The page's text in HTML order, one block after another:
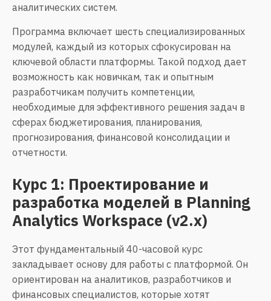
аналитических систем.
Программа включает шесть специализированных
модулей, каждый из которых сфокусирован на
ключевой области платформы. Такой подход дает
возможность как новичкам, так и опытным
разработчикам получить компетенции,
необходимые для эффективного решения задач в
сферах бюджетирования, планирования,
прогнозирования, финансовой консолидации и
отчетности.
Курс 1: Проектирование и
разработка моделей в Planning
Analytics Workspace (v2.x)
Этот фундаментальный 40-часовой курс
закладывает основу для работы с платформой. Он
ориентирован на аналитиков, разработчиков и
финансовых специалистов, которые хотят